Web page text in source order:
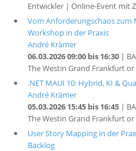
Entwickler | Online-Event mit
Vom Anforderungschaos zum
Workshop in der Praxis
André Krämer
06.03.2026 09:00 bis 16:30|
The Westin Grand Frankfurt
.NET MAUI 10: Hybrid, KI &
André Krämer
05.03.2026 15:45 bis 16:45|
The Westin Grand Frankfurt
User Story Mapping in der
Backlog